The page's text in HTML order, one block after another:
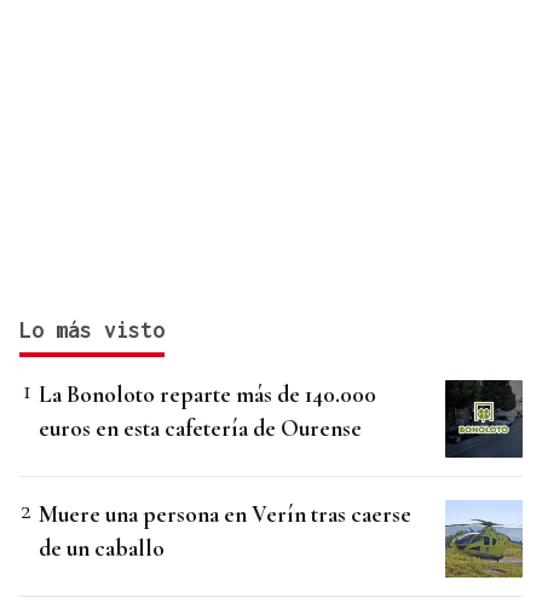
Lo más visto
La Bonoloto reparte más de 140.000
euros en esta cafetería de Ourense
Muere una persona en Verín tras caerse
de un caballo